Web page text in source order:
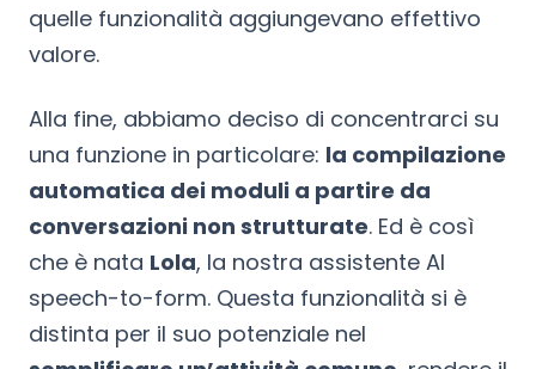
quelle funzionalità aggiungevano effettivo
valore.
Alla fine, abbiamo deciso di concentrarci su
una funzione in particolare: la compilazione
automatica dei moduli a partire da
conversazioni non strutturate. Ed è così
che è nata Lola, la nostra assistente AI
speech-to-form. Questa funzionalità si è
distinta per il suo potenziale nel